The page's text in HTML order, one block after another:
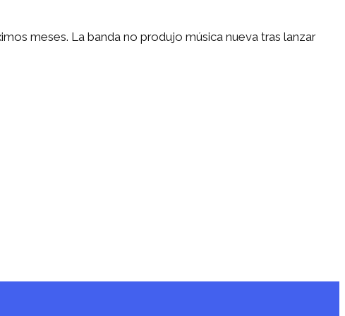
meses. La banda no produjo música nueva tras lanzar